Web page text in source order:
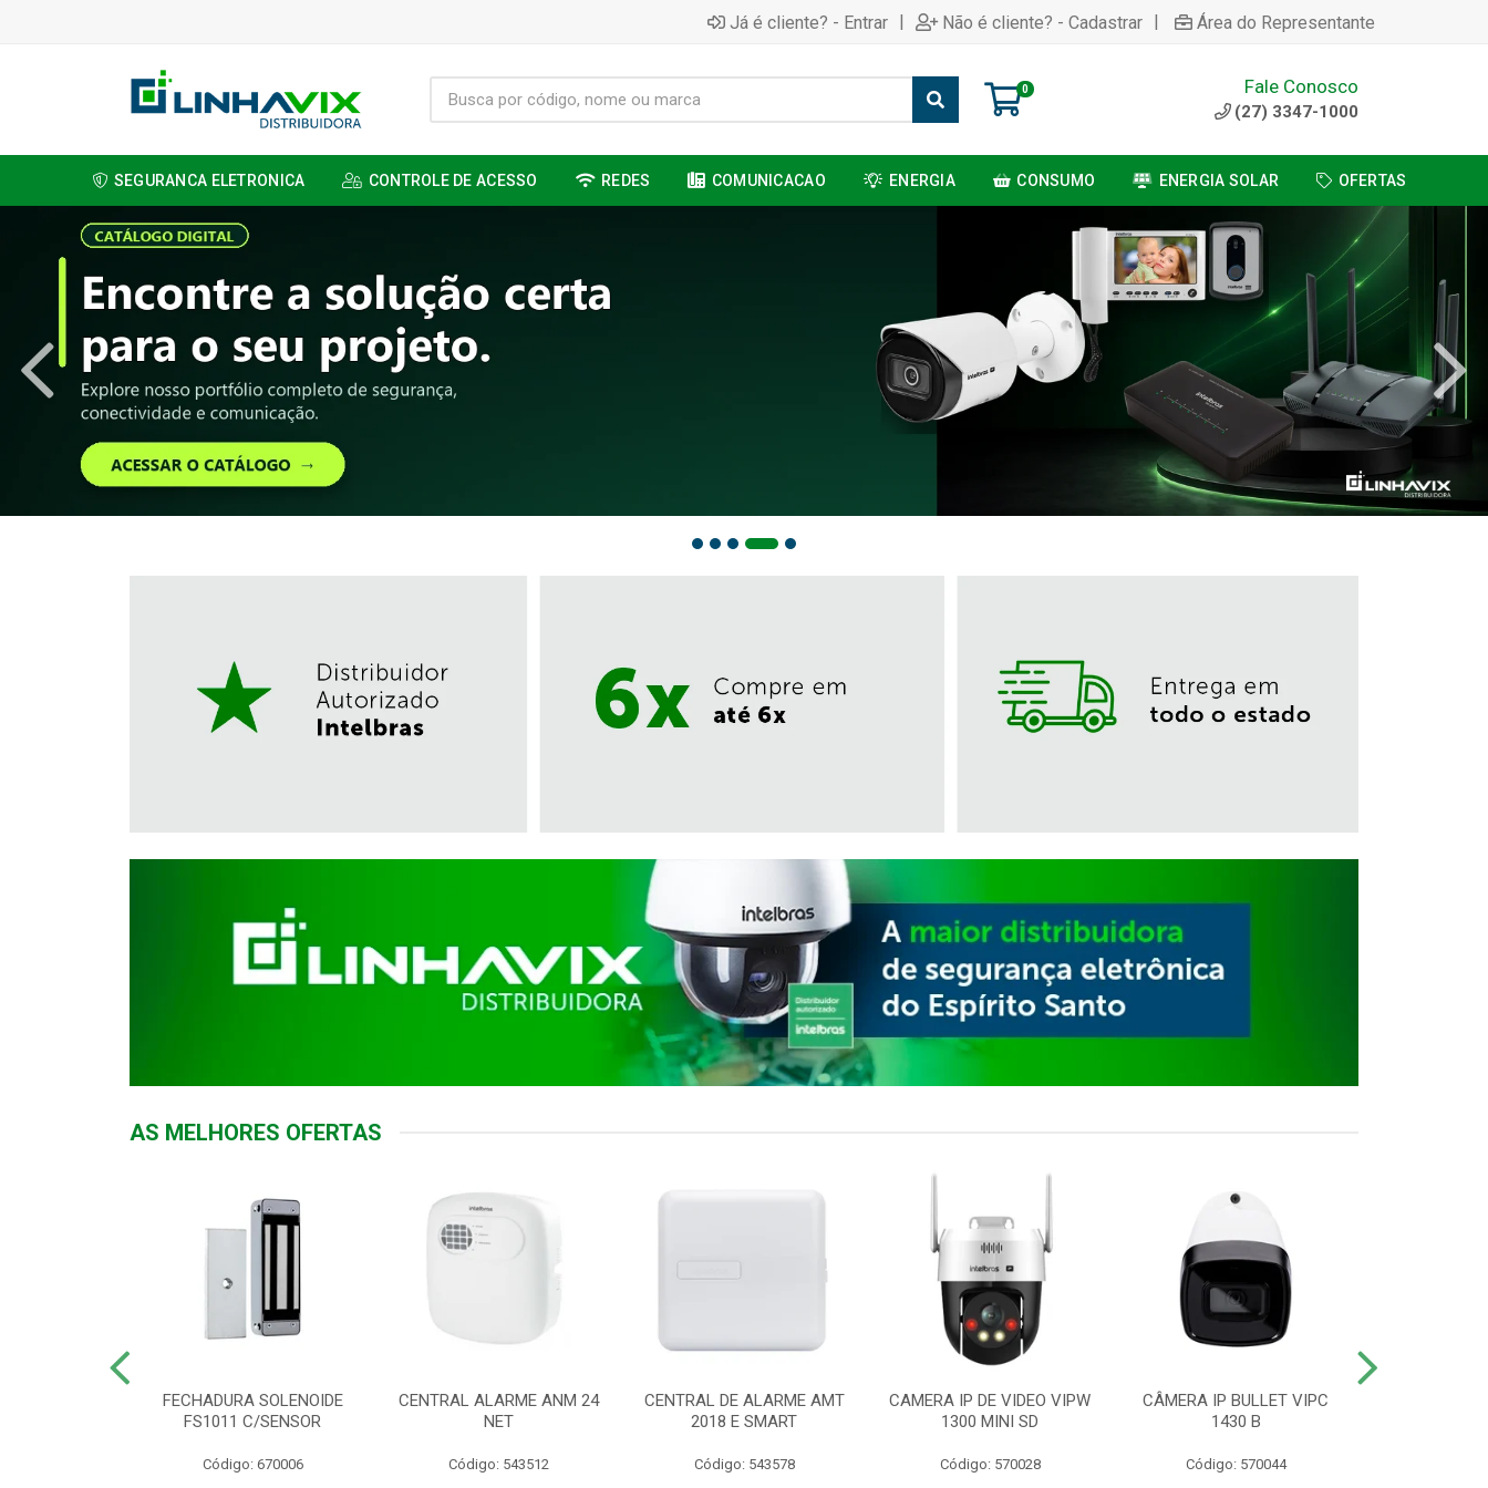
Já é cliente? - Entrar | Não é cliente? - Cadastrar | Área do Representante
0 Fale Conosco
(27) 3347-1000
SEGURANCA ELETRONICA CONTROLE DE ACESSO REDES COMUNICACAO ENERGIA CONSUMO ENERGIA SOLAR OFERTAS
AS MELHORES OFERTAS
FECHADURA SOLENOIDE
FS1011 C/SENSOR
Código: 670006
CENTRAL ALARME ANM 24
NET
Código: 543512
CENTRAL DE ALARME AMT
2018 E SMART
Código: 543578
CAMERA IP DE VIDEO VIPW
1300 MINI SD
Código: 570028
CÂMERA IP BULLET VIPC
1430 B
Código: 570044